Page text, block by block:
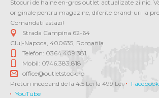
Stocuri de haine en-gros outlet actualizate zilnic.
originale pentru magazine, diferite brand-uri la
Comandati astazi!
Strada Campina 62-64
Cluj-Napoca 400635 Romania
Telefon: 0364 409.381
Mobil: 0746.383.818
office@outletstock.ro
Preturi incepand de la 4.5 Lei la 499 Lei.
Facebook
YouTube